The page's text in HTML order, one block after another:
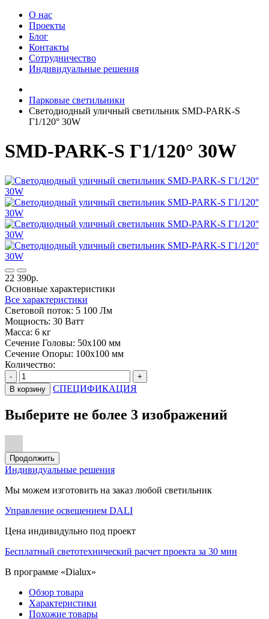
О нас
Проекты
Блог
Контакты
Сотрудничество
Индивидуальные решения
Парковые светильники
Светодиодный уличный светильник SMD-PARK-S
Г1/120° 30W
SMD-PARK-S Г1/120° 30W
22 390р.
Основные характеристики
Все характеристики
Световой поток: 5 100 Лм
Мощность: 30 Ватт
Масса: 6 кг
Сечение Головы: 50х100 мм
Сечение Опоры: 100х100 мм
Количество:
-
+
В корзину
СПЕЦИФИКАЦИЯ
Выберите не более 3 изображений
Продолжить
Индивидуальные решения
Мы можем изготовить на заказ любой светильник
Управление освещением DALI
Цена индивидульно под проект
Бесплатный светотехнический расчет проекта за 30 мин
В программе «Dialux»
Обзор товара
Характеристики
Похожие товары